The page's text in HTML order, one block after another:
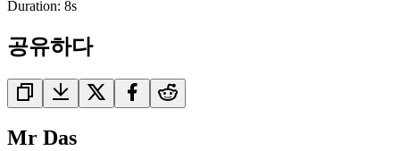
Duration: 8s
공유하다
Mr Das